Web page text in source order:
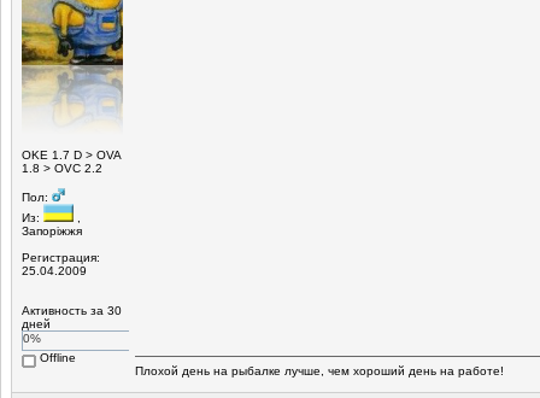
ОKE 1.7 D > OVA
1.8 > OVC 2.2
Пол:
Из:
Запоріжжя
Регистрация:
25.04.2009
Активность за 30
дней
0%
Offline
Плохой день на рыбалке лучше, чем хороший день на работе!